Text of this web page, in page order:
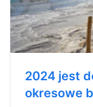
2024 jest
okresowe